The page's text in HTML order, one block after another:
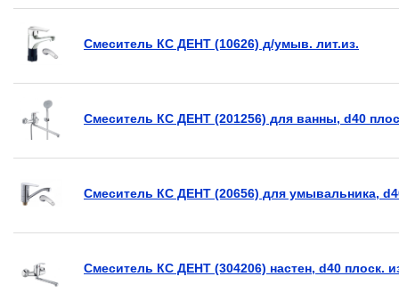
Смеситель КС ДЕНТ (10626) д/умыв. лит.из.
Смеситель КС ДЕНТ (201256) для ванны, d40
Смеситель КС ДЕНТ (20656) для умывальника,
Смеситель КС ДЕНТ (304206) настен, d40 плоск.